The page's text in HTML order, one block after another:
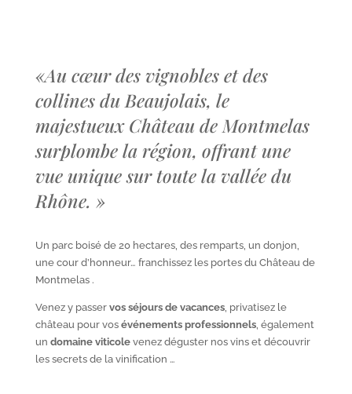
«Au cœur des vignobles et des
collines du Beaujolais, le
majestueux Château de Montmelas
surplombe la région, offrant une
vue unique sur toute la vallée du
Rhône. »
Un parc boisé de 20 hectares, des remparts, un donjon,
une cour d’honneur… franchissez les portes du Château de
Montmelas .
Venez y passer vos séjours de vacances, privatisez le
château pour vos événements professionnels, également
un domaine viticolevenez déguster nos vins et découvrir
les secrets de la vinification …